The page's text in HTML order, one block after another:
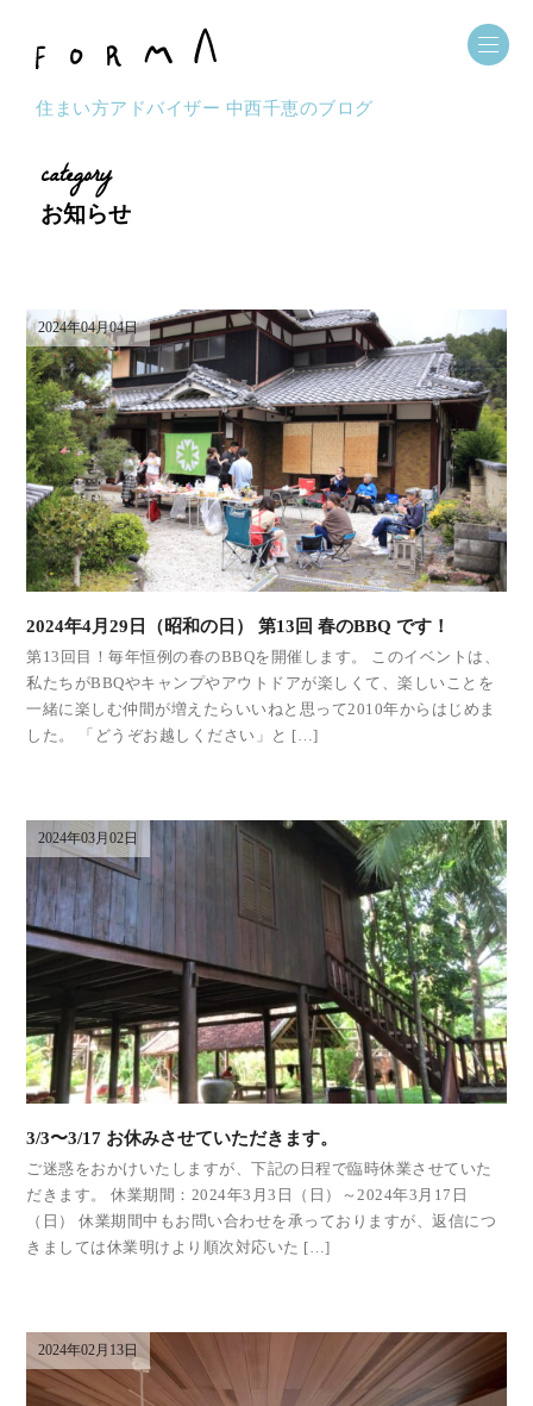
住まい方アドバイザー 中西千恵のブログ
category
お知らせ
2024年04月04日
2024年4月29日（昭和の日） 第13回 春のBBQ です！
第13回目！毎年恒例の春のBBQを開催します。 このイベントは、
私たちがBBQやキャンプやアウトドアが楽しくて、楽しいことを
一緒に楽しむ仲間が増えたらいいねと思って2010年からはじめま
した。 「どうぞお越しください」と […]
2024年03月02日
3/3〜3/17 お休みさせていただきます。
ご迷惑をおかけいたしますが、下記の日程で臨時休業させていた
だきます。 休業期間：2024年3月3日（日）～2024年3月17日
（日） 休業期間中もお問い合わせを承っておりますが、返信につ
きましては休業明けより順次対応いた […]
2024年02月13日